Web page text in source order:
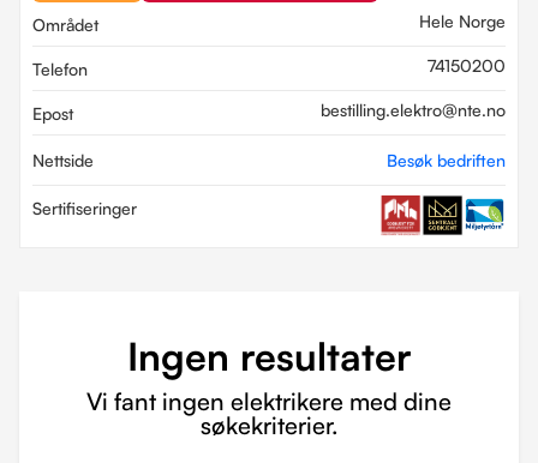
Området Hele Norge
Telefon 74150200
Epost bestilling.elektro@nte.no
Nettside Besøk bedriften
Sertifiseringer
Ingen resultater
Vi fant ingen elektrikere med dine
søkekriterier.